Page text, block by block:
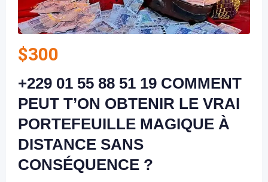
$300
+229 01 55 88 51 19 COMMENT
PEUT T’ON OBTENIR LE VRAI
PORTEFEUILLE MAGIQUE À
DISTANCE SANS
CONSÉQUENCE ?